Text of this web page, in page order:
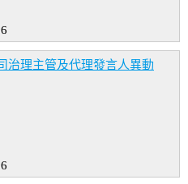
治理主管及代理發言人異動